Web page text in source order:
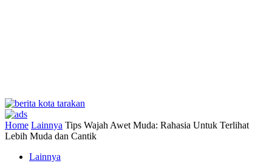
Home Lainnya Tips Wajah Awet Muda: Rahasia Untuk Terlihat
Lebih Muda dan Cantik
Lainnya